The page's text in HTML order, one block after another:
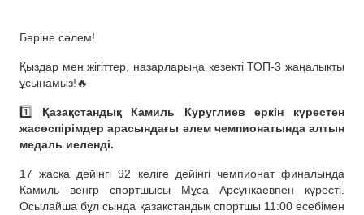
Бәріне сәлем!
Қыздар мен жігіттер, назарларыңа кезекті ТОП-3 жаңалықты
ұсынамыз!🔥
1️⃣ Қазақстандық Камиль Куруглиев еркін күрестен
жасөспірімдер арасындағы әлем чемпионатында алтын
медаль иеленді.
17 жасқа дейінгі 92 келіге дейінгі чемпионат финалында
Камиль венгр спортшысы Мұса Арсункаевпен күресті.
Осылайша бұл сында қазақстандық спортшы 11:00 есебімен